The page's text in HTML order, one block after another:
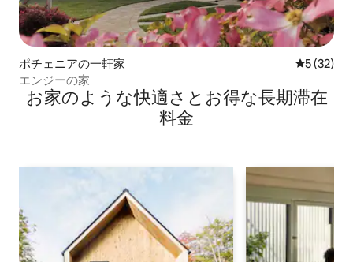
ポチェニアの一軒家 レビュー
5 (32)
エンジーの家
お家のような快⁠適⁠さ⁠とお⁠得⁠な長⁠期⁠滞⁠在
料⁠金